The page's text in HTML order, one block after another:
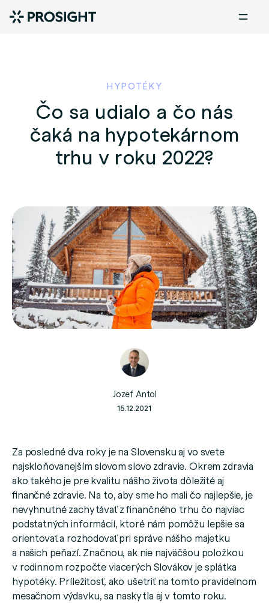
HYPOTÉKY
Čo sa udialo a čo nás
čaká na hypotekárnom
trhu v roku 2022?
Jozef Antol
15.12.2021
Za posledné dva roky je na Slovensku aj vo svete
najskloňovanejším slovom slovo zdravie. Okrem zdravia
ako takého je pre kvalitu nášho života dôležité aj
finančné zdravie. Na to, aby sme ho mali čo najlepšie, je
nevyhnutné zachytávať z finančného trhu čo najviac
podstatných informácií, ktoré nám pomôžu lepšie sa
orientovať a rozhodovať pri správe nášho majetku
a našich peňazí. Značnou, ak nie najväčšou položkou
v rodinnom rozpočte viacerých Slovákov je splátka
hypotéky. Príležitosť, ako ušetriť na tomto pravidelnom
mesačnom výdavku, sa naskytla aj v tomto roku.